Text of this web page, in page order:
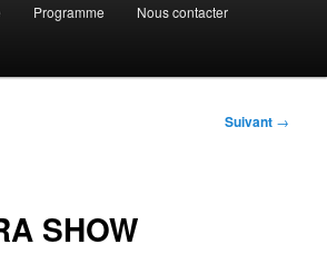
Programme Nous contacter
Suivant →
SHOW